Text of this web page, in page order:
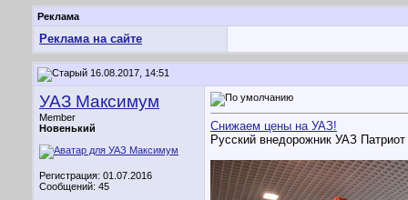
Реклама
Реклама на сайте
16.08.2017, 14:51
УАЗ Максимум
Member
Новенький
Регистрация: 01.07.2016
Сообщений: 45
Снижаем цены на УАЗ!
Русский внедорожник УАЗ